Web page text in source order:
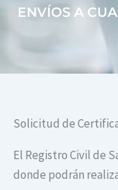
ENVÍOS A
Solicitud de
El Registro Civil de
donde podrán